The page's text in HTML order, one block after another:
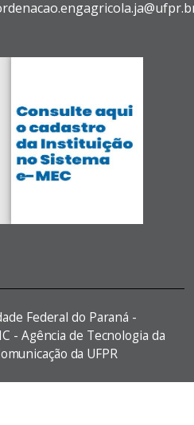
Federal do Paraná -
- Agência de Tecnologia da
da UFPR